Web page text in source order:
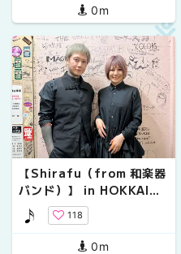
0m
【Shirafu（from 和楽器
バンド）】 in HOKKAID
O !!
118
0m